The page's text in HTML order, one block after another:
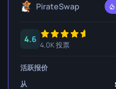
PirateSwap
4.6
4.0K 投票
活跃报价
从